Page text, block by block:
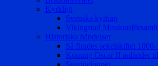
Kyrkligt
Svenska kyrkan
Vikingstad
Historiska händelser
Så firades sekelskiftet
Konung Oscar II anländer